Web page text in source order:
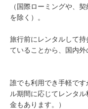
（国際ローミングや、
を除く）。
旅行前にレンタルして
ていることから、国内外
誰でも利用でき手軽で
ル期間に応じてレンタ
金もあります。）